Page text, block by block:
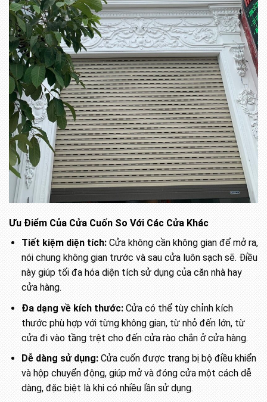
Ưu Điểm Của Cửa Cuốn So Với Các Cửa Khác
Tiết kiệm diện tích:Cửa không cần không gian để mở ra,
nói chung không gian trước và sau cửa luôn sạch sẽ. Điều
này giúp tối đa hóa diện tích sử dụng của căn nhà hay
cửa hàng.
Đa dạng về kích thước:Cửa có thể tùy chỉnh kích
thước phù hợp với từng không gian, từ nhỏ đến lớn, từ
cửa đi vào tầng trệt cho đến cửa rào chắn ở cửa hàng.
Dễ dàng sử dụng:Cửa cuốn được trang bị bộ điều khiển
và hộp chuyển động, giúp mở và đóng cửa một cách dễ
dàng, đặc biệt là khi có nhiều lần sử dụng.